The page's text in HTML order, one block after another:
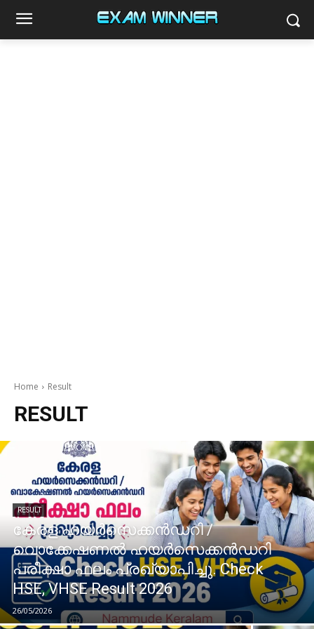
Home Result
RESULT
RESULT
കേരള ഹയർസെക്കൻഡറി /
വൊക്കേഷണൽ ഹയർസെക്കൻഡറി
പരീക്ഷാ ഫലം പ്രഖ്യാപിച്ചു. Check
HSE, VHSE Result 2026
26/05/2026